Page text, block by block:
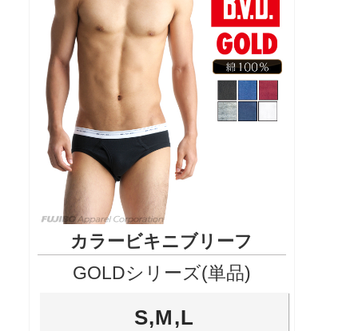
カラービキニブリーフ
GOLDシリーズ(単品)
S,M,L